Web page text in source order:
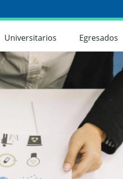
Universitarios Egresados